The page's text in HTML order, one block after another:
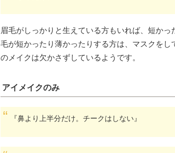
眉毛がしっかりと生えている方もいれば、短か
毛が短かったり薄かったりする方は、マスクを
のメイクは欠かさずしているようです。
アイメイクのみ
『鼻より上半分だけ。チークはしない』